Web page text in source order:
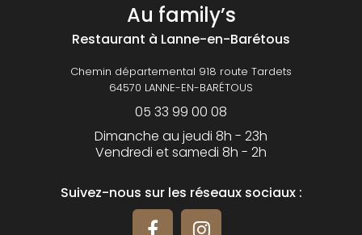
Au family’s
Restaurant à Lanne-en-Barétous
Chemin départemental 918 route Tardets
64570 LANNE-EN-BARÉTOUS
05 33 99 00 08
Dimanche au jeudi 8h - 23h
Vendredi et samedi 8h - 2h
Suivez-nous sur les réseaux sociaux :